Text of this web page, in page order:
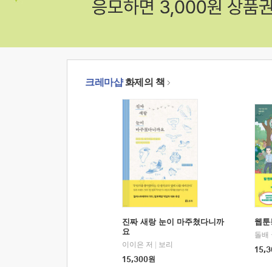
크레마샵화제의 책
진짜 새랑 눈이 마주쳤다니까
요
이이은 저
보리
15,300원
웹
돌배